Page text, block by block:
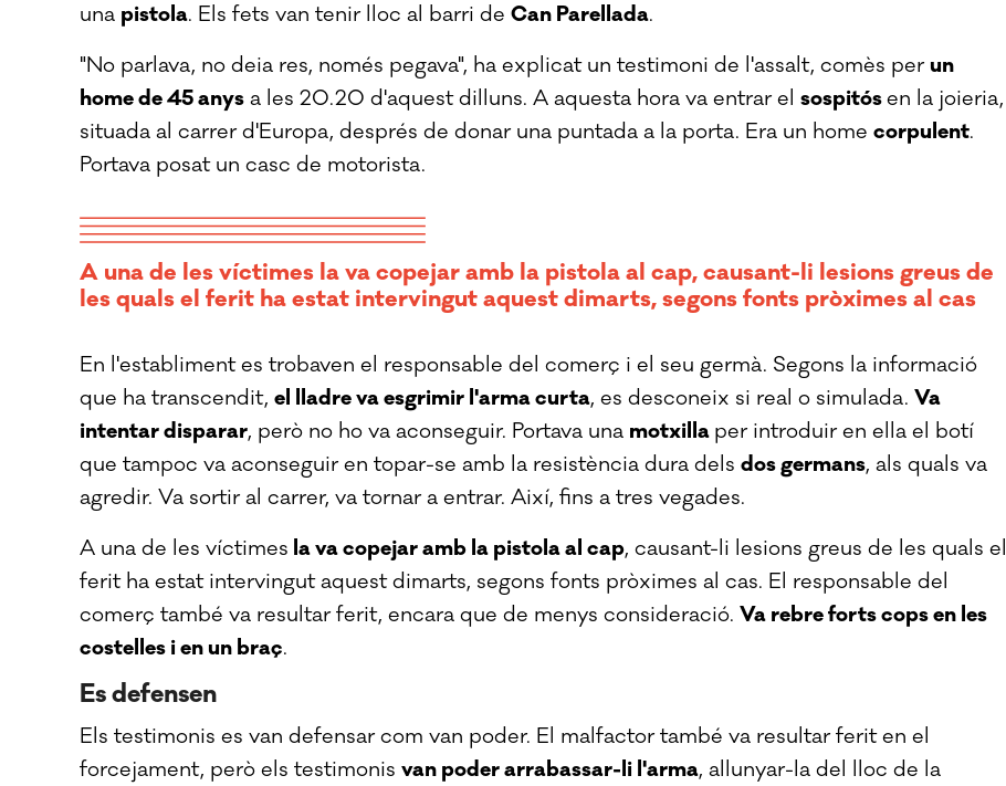
una pistola. Els fets van tenir lloc al barri de Can Parellada.
"No parlava, no deia res, només pegava", ha explicat un testimoni de l'assalt, comès per un
home de 45 anys a les 20.20 d'aquest dilluns. A aquesta hora va entrar el sospitósen la joieria,
situada al carrer d'Europa, després de donar una puntada a la porta. Era un home corpulent.
Portava posat un casc de motorista.
A una de les víctimes la va copejar amb la pistola al cap, causant-li lesions greus de
les quals el ferit ha estat intervingut aquest dimarts, segons fonts pròximes al cas
En l'establiment es trobaven el responsable del comerç i el seu germà. Segons la informació
que ha transcendit, el lladre va esgrimir l'arma curta, es desconeix si real o simulada. Va
intentar disparar, però no ho va aconseguir. Portava una motxilla per introduir en ella el botí
que tampoc va aconseguir en topar-se amb la resistència dura dels dos germans, als quals va
agredir. Va sortir al carrer, va tornar a entrar. Així, fins a tres vegades.
A una de les víctimes la va copejar amb la pistola al cap, causant-li lesions greus de les quals el
ferit ha estat intervingut aquest dimarts, segons fonts pròximes al cas. El responsable del
comerç també va resultar ferit, encara que de menys consideració. Va rebre forts cops en les
costelles i en un braç.
Es defensen
Els testimonis es van defensar com van poder. El malfactor també va resultar ferit en el
forcejament, però els testimonis van poder arrabassar-li l'arma, allunyar-la del lloc de la